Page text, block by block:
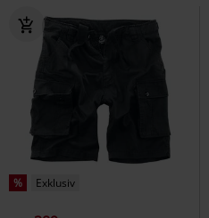
% Exklusiv